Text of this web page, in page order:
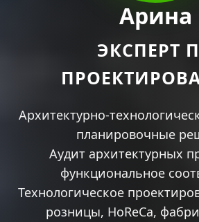
Арина
ЭКСПЕРТ
Архитектурно-
планировочные
Аудит архитектурных
функциональное
Технологическое
розницы, HoReCa,